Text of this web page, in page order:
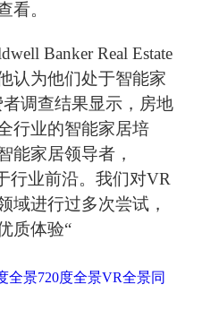
看。
Banker Real Estate
认为他们处于智能家
调查结果显示，房地
行业的智能家居培
能家居领导者，
行业前沿。我们对VR
域进行过多次尝试，
质体验“
全景720度全景VR全景同